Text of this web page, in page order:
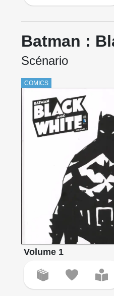
Batman :
Scénario
COMICS
Volume 1